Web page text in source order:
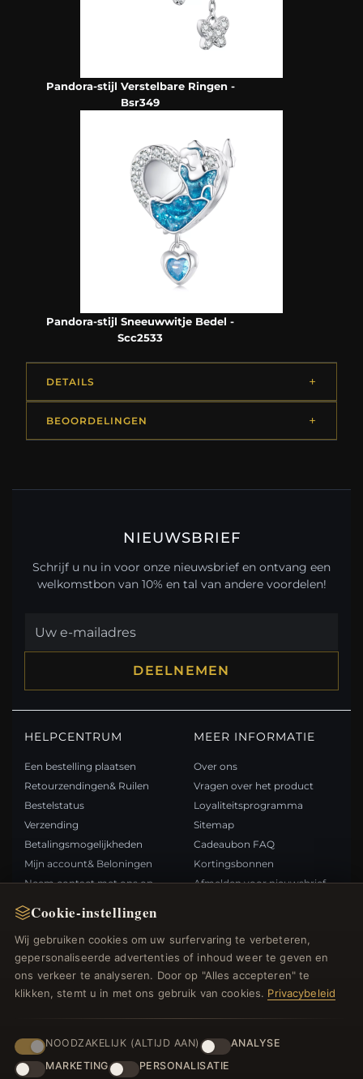
Cookie-instellingen
Wij gebruiken cookies om uw surfervaring te verbeteren,
gepersonaliseerde advertenties of inhoud weer te geven en
ons verkeer te analyseren. Door op "Alles accepteren" te
klikken, stemt u in met ons gebruik van cookies. Privacybeleid
NOODZAKELIJK (ALTIJD AAN)
ANALYSE
MARKETING
PERSONALISATIE
Pandora-stijl Verstelbare Ringen -
Bsr349
Pandora-stijl Sneeuwwitje Bedel -
Scc2533
DETAILS
BEOORDELINGEN
NIEUWSBRIEF
Schrijf u nu in voor onze nieuwsbrief en ontvang een
welkomstbon van 10% en tal van andere voordelen!
DEELNEMEN
HELPCENTRUM
Een bestelling plaatsen
Retourzendingen& Ruilen
Bestelstatus
Verzending
Betalingsmogelijkheden
Mijn account& Beloningen
Neem contact met ons op
MEER INFORMATIE
Over ons
Vragen over het product
Loyaliteitsprogramma
Sitemap
Cadeaubon FAQ
Kortingsbonnen
Afmelden voor nieuwsbrief
Nieuwe producten
Specials
Blog
Beoordelingen
Inloggen
BETAALMETHODEN